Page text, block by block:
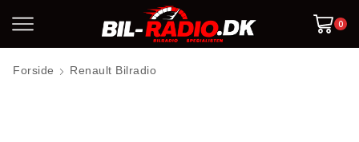
0
Forside Renault Bilradio